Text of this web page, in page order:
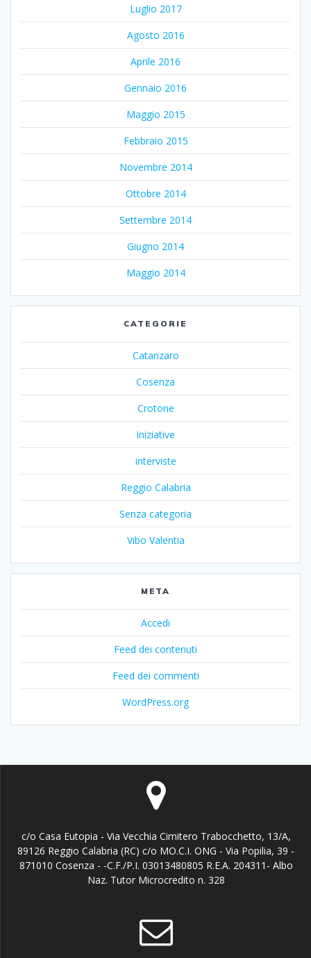
Luglio 2017
Agosto 2016
Aprile 2016
Gennaio 2016
Maggio 2015
Febbraio 2015
Novembre 2014
Ottobre 2014
Settembre 2014
Giugno 2014
Maggio 2014
CATEGORIE
Catanzaro
Cosenza
Crotone
Iniziative
interviste
Reggio Calabria
Senza categoria
Vibo Valentia
META
Accedi
Feed dei contenuti
Feed dei commenti
WordPress.org
c/o Casa Eutopia - Via Vecchia Cimitero Trabocchetto, 13/A,
89126 Reggio Calabria (RC) c/o MO.C.I. ONG - Via Popilia, 39 -
871010 Cosenza - -C.F./P.I. 03013480805 R.E.A. 204311- Albo
Naz. Tutor Microcredito n. 328